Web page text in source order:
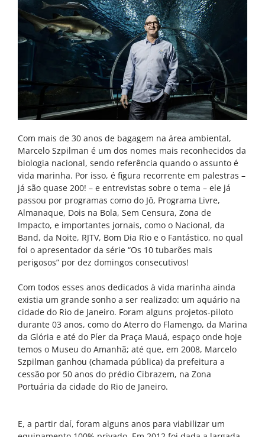
Com mais de 30 anos de bagagem na área ambiental,
Marcelo Szpilman é um dos nomes mais reconhecidos da
biologia nacional, sendo referência quando o assunto é
vida marinha. Por isso, é figura recorrente em palestras –
já são quase 200! – e entrevistas sobre o tema – ele já
passou por programas como do Jô, Programa Livre,
Almanaque, Dois na Bola, Sem Censura, Zona de
Impacto, e importantes jornais, como o Nacional, da
Band, da Noite, RJTV, Bom Dia Rio e o Fantástico, no qual
foi o apresentador da série “Os 10 tubarões mais
perigosos” por dez domingos consecutivos!
Com todos esses anos dedicados à vida marinha ainda
existia um grande sonho a ser realizado: um aquário na
cidade do Rio de Janeiro. Foram alguns projetos-piloto
durante 03 anos, como do Aterro do Flamengo, da Marina
da Glória e até do Píer da Praça Mauá, espaço onde hoje
temos o Museu do Amanhã; até que, em 2008, Marcelo
Szpilman ganhou (chamada pública) da prefeitura a
cessão por 50 anos do prédio Cibrazem, na Zona
Portuária da cidade do Rio de Janeiro.
E, a partir daí, foram alguns anos para viabilizar um